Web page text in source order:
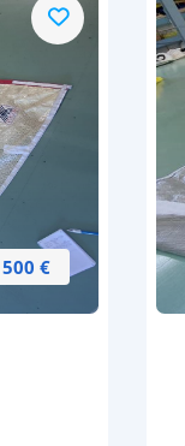
500 €